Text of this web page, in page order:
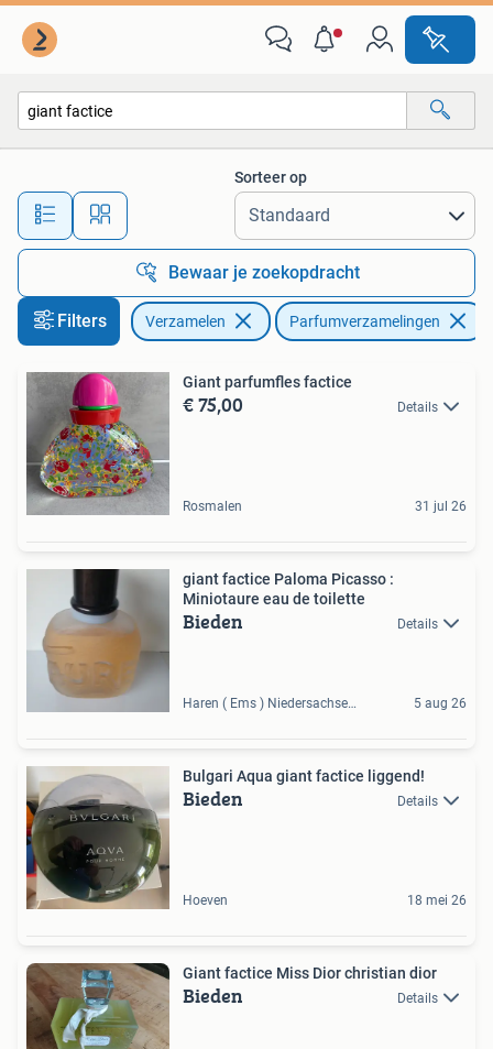
Alle afstanden…
Sorteer op
Bewaar je zoekopdracht
Filters Verzamelen Parfumverzamelingen
Giant parfumfles factice
€ 75,00 Details
Rosmalen 31 jul 26
giant factice Paloma Picasso :
Miniotaure eau de toilette
Bieden Details
Haren ( Ems ) Niedersachsen, DE 5 aug 26
Bulgari Aqua giant factice liggend!
Bieden Details
Hoeven 18 mei 26
Giant factice Miss Dior christian dior
Bieden Details